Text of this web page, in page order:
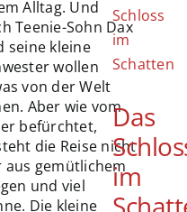
Alltag. Und
Teenie-Sohn Dax
seine kleine
wollen
von der Welt
Aber wie vom
befürchtet,
die Reise nicht
aus gemütlichem
und viel
Die kleine
Das
im